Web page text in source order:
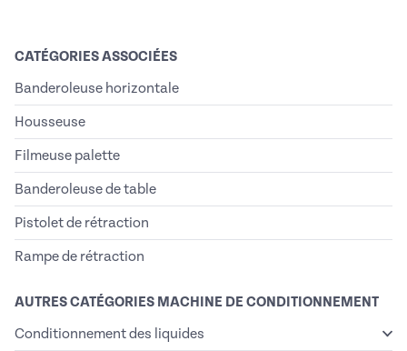
CATÉGORIES ASSOCIÉES
Banderoleuse horizontale
Housseuse
Filmeuse palette
Banderoleuse de table
Pistolet de rétraction
Rampe de rétraction
AUTRES CATÉGORIES MACHINE DE CONDITIONNEMENT
Conditionnement des liquides